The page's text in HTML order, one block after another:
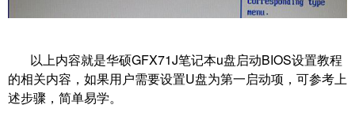
以上内容就是华硕GFX71J笔记本u盘启动BIOS设置教程
的相关内容，如果用户需要设置U盘为第一启动项，可参考上
述步骤，简单易学。